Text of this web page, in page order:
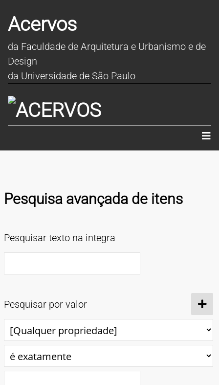
Acervos
da Faculdade de Arquitetura e Urbanismo e de
Design
da Universidade de São Paulo
COLEÇÕES
Cartazes
Diapositivos
Documentação
Fotografias
Maquetes
Negativos
Periódicos
Publicações
Projetos
Vídeos
BUSCA AVANÇADA
CONTATOS
Pesquisa avançada de itens
Pesquisar texto na integra
Pesquisar por valor